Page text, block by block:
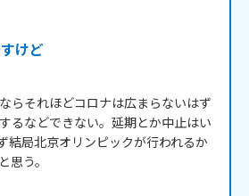
けど
らそれほどコロナは広まらないはず
るなどできない。延期とか中止はい
結局北京オリンピックが行われるか
思う。